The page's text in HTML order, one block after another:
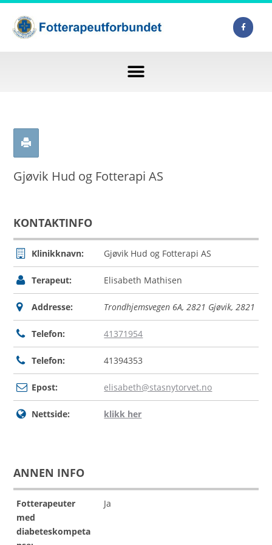
Gjøvik Hud og Fotterapi AS
KONTAKTINFO
Klinikknavn: Gjøvik Hud og Fotterapi AS
Terapeut: Elisabeth Mathisen
Addresse: Trondhjemsvegen 6A, 2821 Gjøvik,2821
Telefon: 41371954
Telefon: 41394353
Epost: elisabeth@stasnytorvet.no
Nettside: klikk her
ANNEN INFO
Fotterapeuter
med
diabeteskompeta
Ja